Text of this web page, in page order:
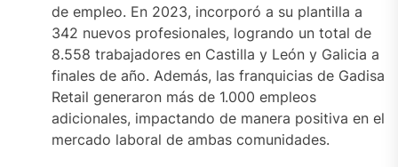
de empleo. En 2023, incorporó a su plantilla a
342 nuevos profesionales, logrando un total de
8.558 trabajadores en Castilla y León y Galicia a
finales de año. Además, las franquicias de Gadisa
Retail generaron más de 1.000 empleos
adicionales, impactando de manera positiva en el
mercado laboral de ambas comunidades.